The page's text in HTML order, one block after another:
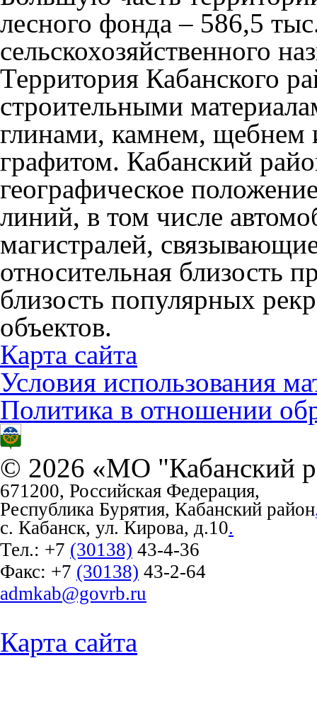
лесного фонда – 586,5
сельскохозяйственного
Территория Кабанского
строительными
глинами, камнем, щебнем
графитом. Кабанский
географическое
линий, в том числе
магистралей,
относительная близость
близость популярных
объектов.
Карта сайта
Условия использования
Политика в отношении
© 2026 «МО "Кабанский
671200, Российская Федерация,
Республика Бурятия, Кабанский район
с. Кабанск, ул. Кирова, д.10.
Тел.: +7 (30138) 43-4-36
Факс: +7 (30138) 43-2-64
admkab@govrb.ru
Карта сайта